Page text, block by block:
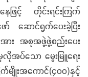
အနေဖြင့် တိုင်းရင်းကြက်
ဆောင်ရွက်ပေးခဲ့ပြီး
းအား အစုအဖွဲ့ဖွဲ့စည်းပေး
လိုအပ်သော မွေးမြူရေး
က်မျိုးအကောင်(၄၀၀)နှင့်